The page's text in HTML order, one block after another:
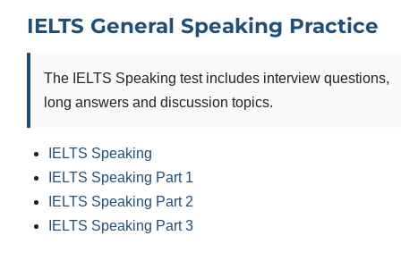
IELTS General Speaking Practice
The IELTS Speaking test includes interview questions,
long answers and discussion topics.
IELTS Speaking
IELTS Speaking Part 1
IELTS Speaking Part 2
IELTS Speaking Part 3